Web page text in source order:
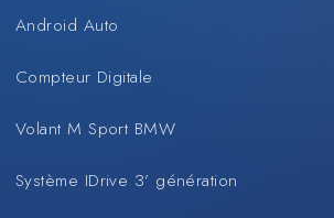
Android Auto
Compteur Digitale
Volant M Sport BMW
Système IDrive 3’ génération